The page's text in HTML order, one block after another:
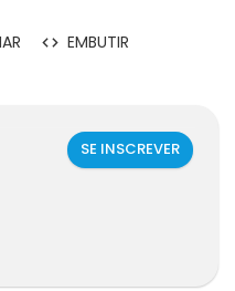
EMBUTIR
SE INSCREVER